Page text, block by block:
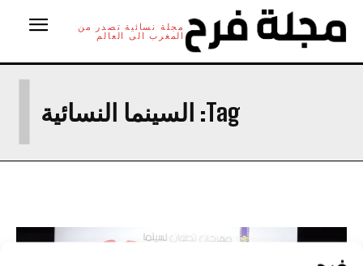
مجلة نسائية تصدر من
المغرب الى العالم
Tag: السينما النسائية